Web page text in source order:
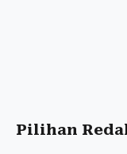
Pilihan